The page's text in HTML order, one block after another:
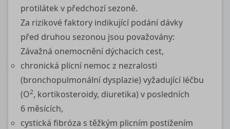
protilátek v předchozí sezoně.
Za rizikové faktory indikující podání dávky
před druhou sezonou jsou považovány:
Závažná onemocnění dýchacích cest,
chronická plicní nemoc z nezralosti
(bronchopulmonální dysplazie) vyžadující léčbu
(O2, kortikosteroidy, diuretika) v posledních
6 měsících,
cystická fibróza s těžkým plicním postižením